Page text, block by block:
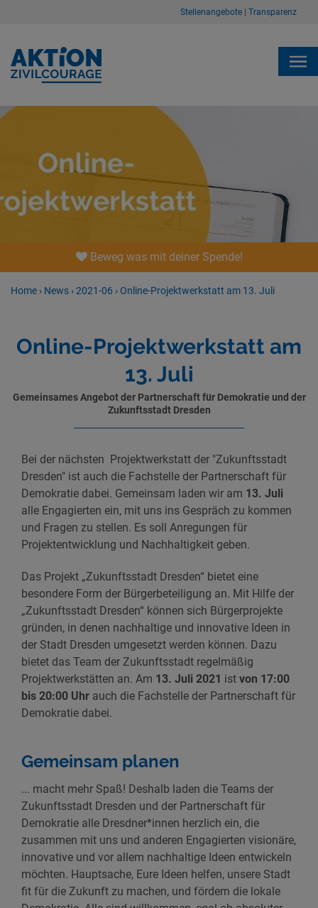
Stellenangebote Transparenz
Beweg was mit deiner Spende!
Home › News ›2021-06 › Online-Projektwerkstatt am 13. Juli
Online-Projektwerkstatt am
13. Juli
Gemeinsames Angebot der Partnerschaft für Demokratie und der
Zukunftsstadt Dresden
Bei der nächsten Projektwerkstatt der "Zukunftsstadt
Dresden" ist auch die Fachstelle der Partnerschaft für
Demokratie dabei. Gemeinsam laden wir am 13. Juli
alle Engagierten ein, mit uns ins Gespräch zu kommen
und Fragen zu stellen. Es soll Anregungen für
Projektentwicklung und Nachhaltigkeit geben.
Das Projekt „Zukunftsstadt Dresden“ bietet eine
besondere Form der Bürgerbeteiligung an. Mit Hilfe der
„Zukunftsstadt Dresden“ können sich Bürgerprojekte
gründen, in denen nachhaltige und innovative Ideen in
der Stadt Dresden umgesetzt werden können. Dazu
bietet das Team der Zukunftsstadt regelmäßig
Projektwerkstätten an. Am 13. Juli 2021 ist von 17:00
bis 20:00 Uhr auch die Fachstelle der Partnerschaft für
Demokratie dabei.
Gemeinsam planen
... macht mehr Spaß! Deshalb laden die Teams der
Zukunftsstadt Dresden und der Partnerschaft für
Demokratie alle Dresdner*innen herzlich ein, die
zusammen mit uns und anderen Engagierten visionäre,
innovative und vor allem nachhaltige Ideen entwickeln
möchten. Hauptsache, Eure Ideen helfen, unsere Stadt
fit für die Zukunft zu machen, und fördern die lokale